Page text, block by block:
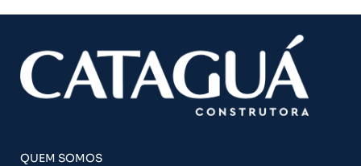
QUEM SOMOS